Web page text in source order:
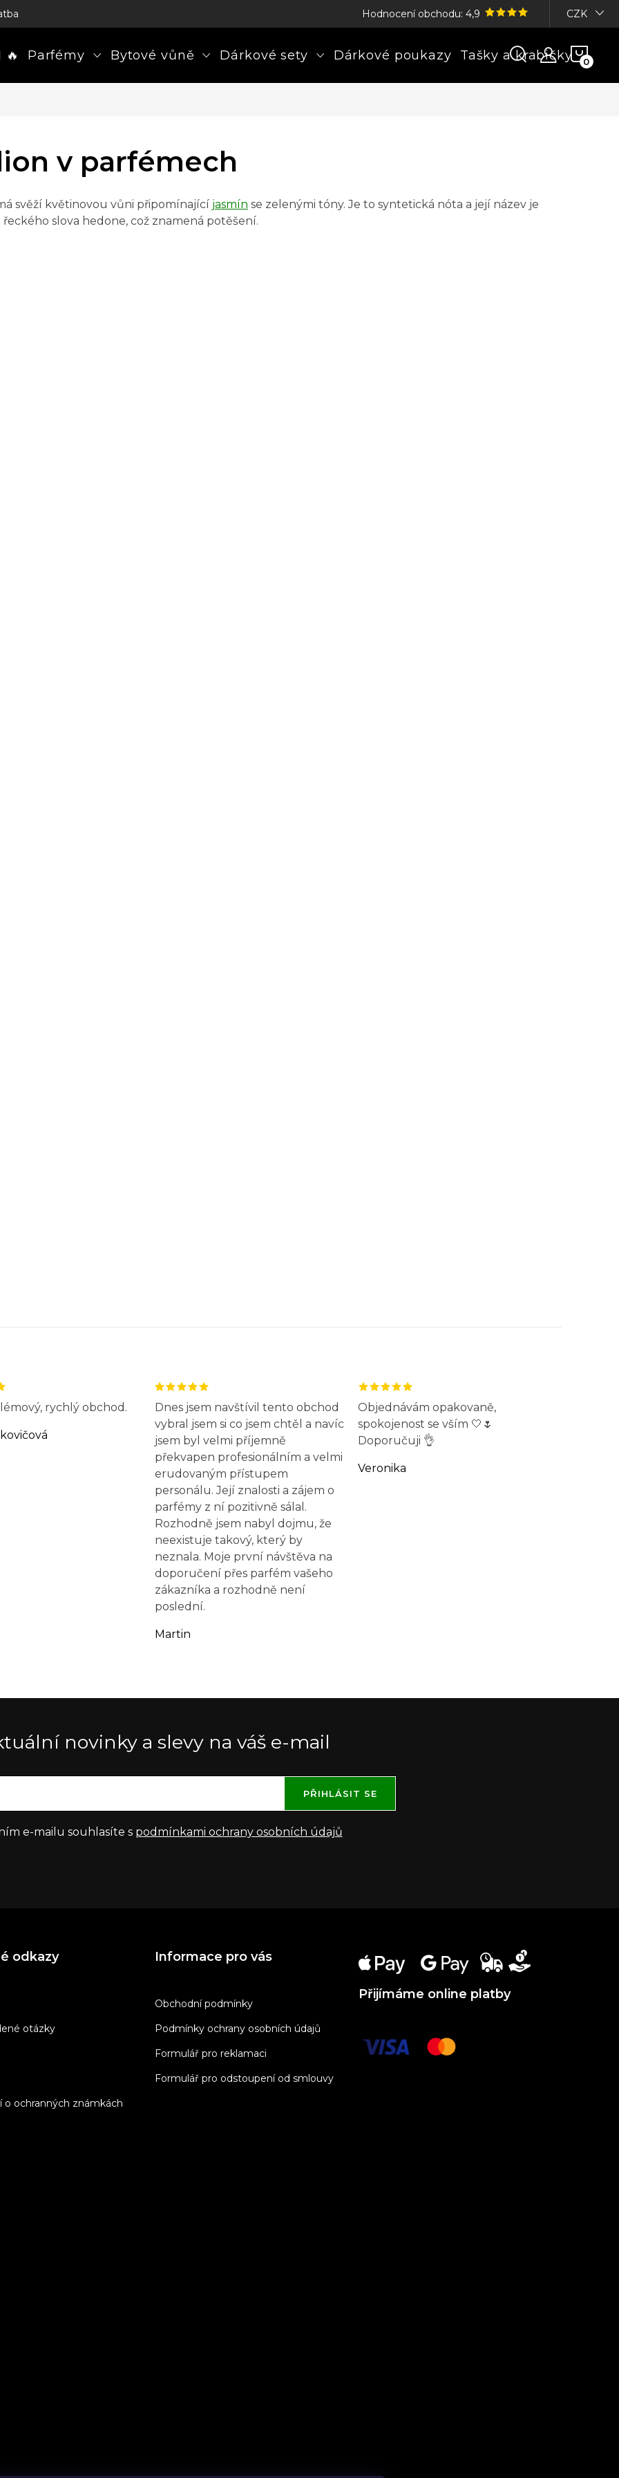
Hodnocení obchodu: 4,9 CZK
🔥 Parfémy Bytové vůně Dárkové sety Dárkové poukazy Tašky a krabičky
v parfémech
svěží květinovou vůni připomínající jasmín se zelenými tóny. Je to syntetická nóta a její název je
slova hedone, což znamená potěšení.
rychlý obchod.
Dnes jsem navštívil tento obchod
vybral jsem si co jsem chtěl a navíc
jsem byl velmi příjemně
překvapen profesionálním a velmi
erudovaným přístupem
personálu. Její znalosti a zájem o
parfémy z ní pozitivně sálal.
Rozhodně jsem nabyl dojmu, že
neexistuje takový, který by
neznala. Moje první návštěva na
doporučení přes parfém vašeho
zákazníka a rozhodně není
poslední.
Martin
Objednávám opakovaně,
spokojenost se vším 🤍🌷
Doporučuji 👌
Veronika
novinky a slevy na váš e-mail
e-mailu souhlasíte s podmínkami ochrany osobních údajů
PŘIHLÁSIT SE
odkazy
otázky
o ochranných známkách
Informace pro vás
Obchodní podmínky
Podmínky ochrany osobních údajů
Formulář pro reklamaci
Formulář pro odstoupení od smlouvy
Přijímáme online platby